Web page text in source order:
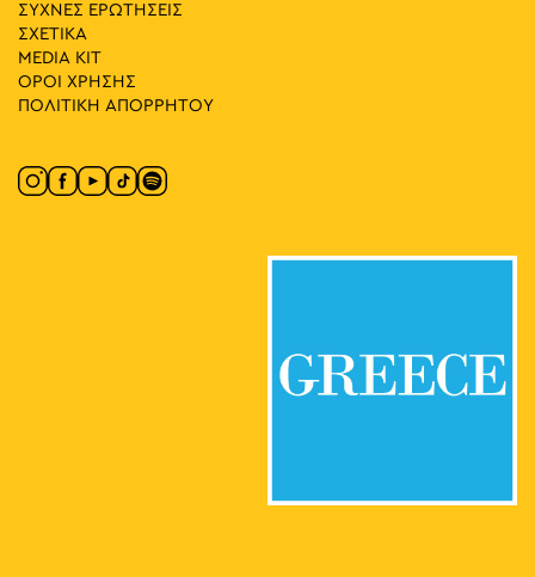
ΣΥΧΝΕΣ ΕΡΩΤΗΣΕΙΣ
ΣΧΕΤΙΚΑ
MEDIA ΚIT
ΟΡΟΙ ΧΡΗΣΗΣ
ΠΟΛΙΤΙΚΗ ΑΠΟΡΡΗΤΟΥ